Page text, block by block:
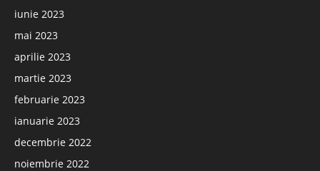
iunie 2023
mai 2023
aprilie 2023
martie 2023
februarie 2023
ianuarie 2023
decembrie 2022
noiembrie 2022